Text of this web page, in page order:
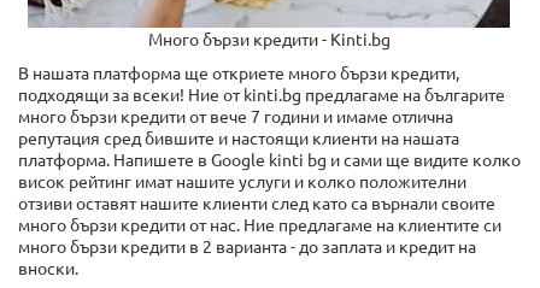
Много бързи кредити - Kinti.bg
В нашата платформа ще откриете много бързи кредити,
подходящи за всеки! Ние от kinti.bg предлагаме на българите
много бързи кредити от вече 7 години и имаме отлична
репутация сред бившите и настоящи клиенти на нашата
платформа. Напишете в Google kinti bg и сами ще видите колко
висок рейтинг имат нашите услуги и колко положителни
отзиви оставят нашите клиенти след като са върнали своите
много бързи кредити от нас. Ние предлагаме на клиентите си
много бързи кредити в 2 варианта - до заплата и кредит на
вноски.